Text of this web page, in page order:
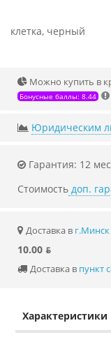
клетка, черный
Можно купить в
Бонусные баллы: 8.44
Юридическим
Гарантия: 12
Стоимость доп.
Доставка в г.Минск
10.00 ƃ
Доставка в пункт
Характеристики